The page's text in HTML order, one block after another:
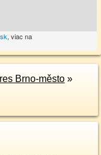
, viac na
Brno-město »